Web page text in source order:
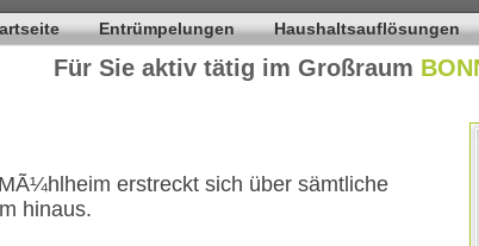
Entrümpelungen Haushaltsauflösungen
Für Sie aktiv tätig im Großraum
erstreckt sich über sämtliche
hinaus.